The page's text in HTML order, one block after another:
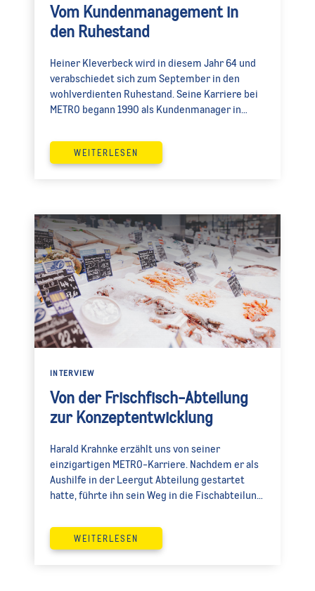
Vom Kundenmanagement in
den Ruhestand
Heiner Kleverbeck wird in diesem Jahr 64 und
verabschiedet sich zum September in den
wohlverdienten Ruhestand. Seine Karriere bei
METRO begann 1990 als Kundenmanager in
beeindruckende Laufbahn mit vielen Stationen:
von Sondereinsätzen bei Markteröffnungen im
Osten Deutschlands über Führungsrollen als
WEITERLESEN
Von der Frischfisch-Abteilung
zur Konzeptentwicklung
INTERVIEW
Harald Krahnke erzählt uns von seiner
einzigartigen METRO-Karriere. Nachdem er als
Aushilfe in der Leergut Abteilung gestartet
hatte, führte ihn sein Weg in die Fischabteilung
Unternehmenszentrale, wo er als Referent
Sales unter anderem die fachliche Leitung der
Instore Kundenmanager übernimmt.
WEITERLESEN